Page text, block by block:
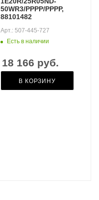
50WR3/PPPP/PPPP,
88101482
Есть в наличии
Арт.: 507-445-727
18 166 руб.
В КОРЗИНУ